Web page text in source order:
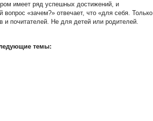
имеет ряд успешных достижений, и
«зачем?» отвечает, что «для себя. Только
почитателей. Не для детей или родителей.
темы: